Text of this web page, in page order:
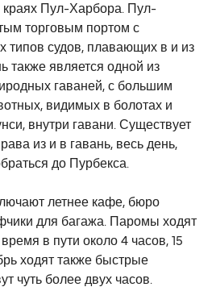
краях Пул-Харбора. Пул-
торговым портом с
типов судов, плавающих в и из
также является одной из
гаваней, с большим
видимых в болотах и
внутри гавани. Существует
из и в гавань, весь день,
до Пурбекса.
летнее кафе, бюро
для багажа. Паромы ходят
в пути около 4 часов, 15
ходят также быстрые
чуть более двух часов.